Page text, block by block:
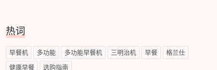
热词
早餐机 多功能 多功能早餐机 三明治机 早餐 格兰仕
健康早餐 选购指南